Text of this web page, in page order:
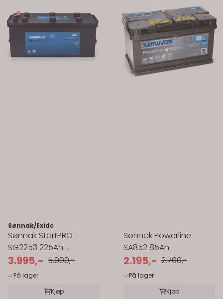
Sønnak/Exide
Sønnak StartPRO
SG2253 225Ah ...
3.995,- 5.900,-
På lager
Kjøp
Sønnak Powerline
SA852 85Ah
2.195,- 2.700,-
På lager
Kjøp